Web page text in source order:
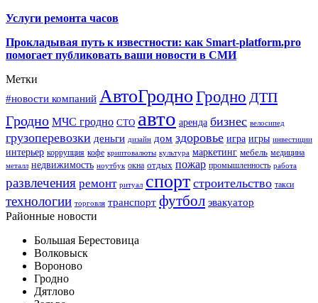
Услуги ремонта часов
Прокладывая путь к известности: как Smart-platform.pro
помогает публиковать ваши новости в СМИ
Метки
#новости компаний АвтоГродноГродно ДТП
Гродно МЧС гродно СТО авто аренда бизнес велосипед
грузоперевозки деньги дизайн дом здоровье игра игры инвестиции
интерьер коррупция кофе криптовалюты культура маркетинг мебель медицина
металл недвижимость ноутбук окна отдых пожар промышленность работа
развлечения ремонт ритуал спорт строительство такси
технологии торговля транспорт футбол эвакуатор
Районные новости
Большая Берестовица
Волковыск
Вороново
Гродно
Дятлово